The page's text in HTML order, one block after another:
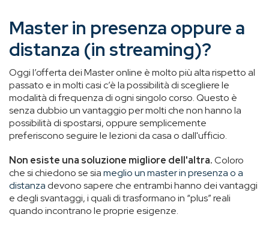
Master in presenza oppure a
distanza (in streaming)?
Oggi l’offerta dei Master online è molto più alta rispetto al
passato e in molti casi c’è la possibilità di scegliere le
modalità di frequenza di ogni singolo corso. Questo è
senza dubbio un vantaggio per molti che non hanno la
possibilità di spostarsi, oppure semplicemente
preferiscono seguire le lezioni da casa o dall'ufficio.
Non esiste una soluzione migliore dell'altra.Coloro
che si chiedono se siameglio un master in presenza o a
distanza devono sapere che entrambi hanno dei vantaggi
e degli svantaggi, i quali di trasformano in “plus” reali
quando incontrano le proprie esigenze.